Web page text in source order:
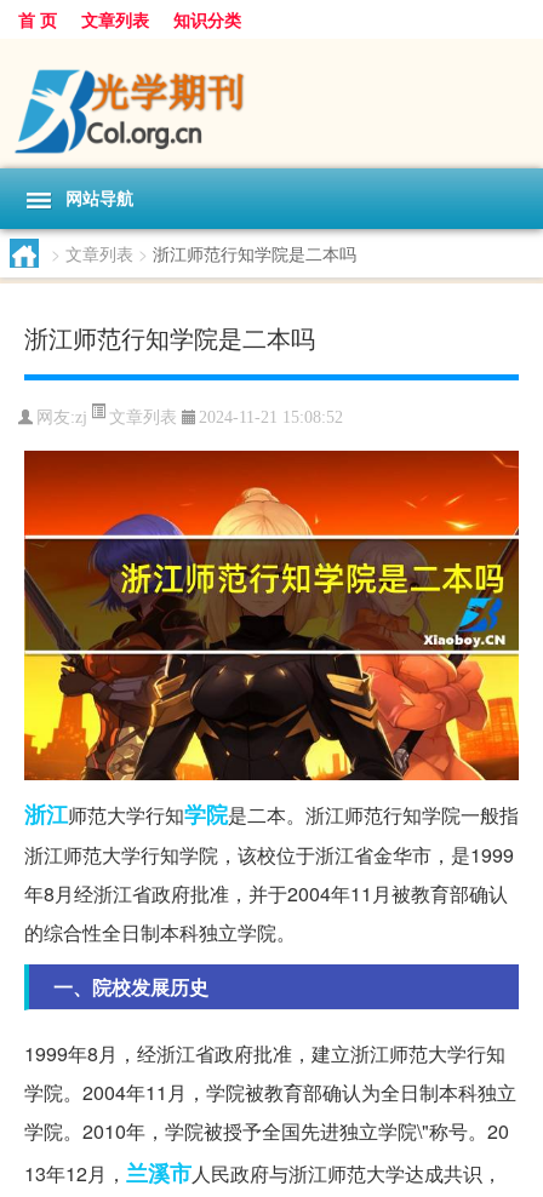
首 页 文章列表 知识分类
网站导航
> 文章列表 > 浙江师范行知学院是二本吗
浙江师范行知学院是二本吗
网友:zj 文章列表 2024-11-21 15:08:52
浙江师范大学行知学院是二本。浙江师范行知学院一般指
浙江师范大学行知学院，该校位于浙江省金华市，是1999
年8月经浙江省政府批准，并于2004年11月被教育部确认
的综合性全日制本科独立学院。
一、院校发展历史
1999年8月，经浙江省政府批准，建立浙江师范大学行知
学院。2004年11月，学院被教育部确认为全日制本科独立
学院。2010年，学院被授予全国先进独立学院\"称号。20
13年12月， 兰溪市人民政府与浙江师范大学达成共识，